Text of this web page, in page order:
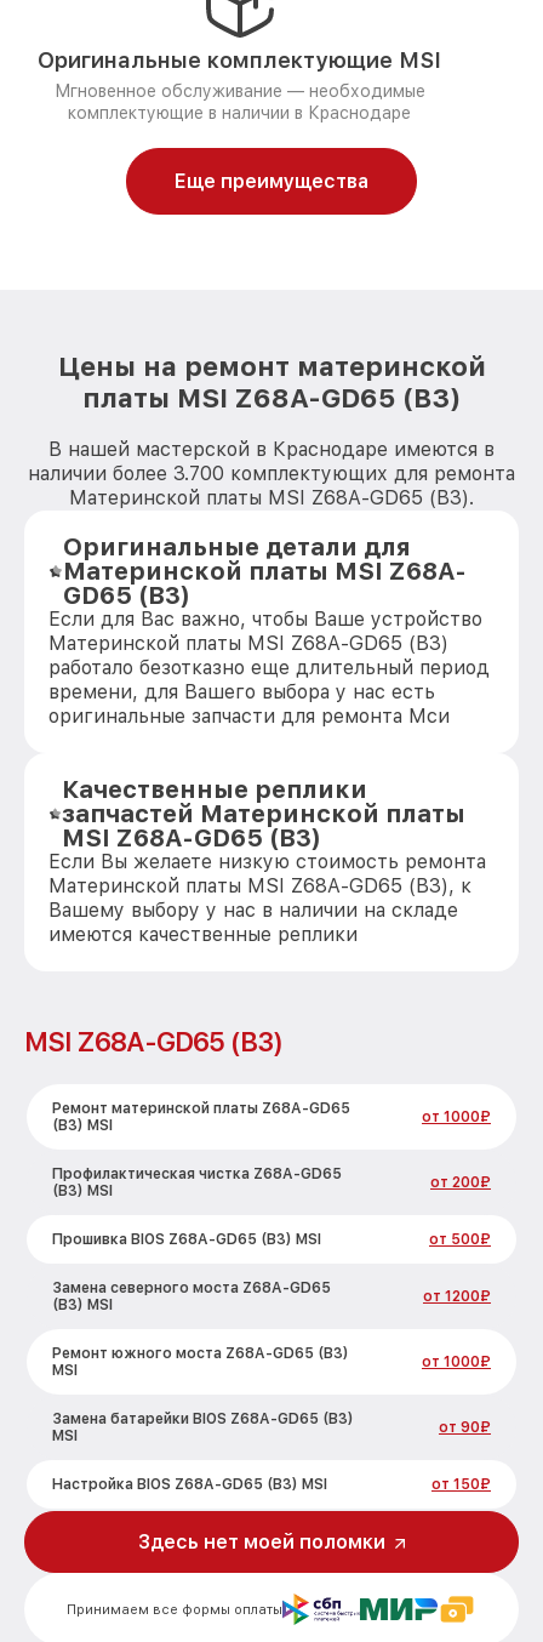
Оригинальные комплектующие MSI
Мгновенное обслуживание — необходимые
комплектующие в наличии в Краснодаре
Еще преимущества
Цены на ремонт материнской
платы MSI Z68A-GD65 (B3)
В нашей мастерской в Краснодаре имеются в
наличии более 3.700 комплектующих для ремонта
Материнской платы MSI Z68A-GD65 (B3).
Оригинальные детали для
Материнской платы MSI Z68A-
GD65 (B3)
Если для Вас важно, чтобы Ваше устройство
Материнской платы MSI Z68A-GD65 (B3)
работало безотказно еще длительный период
времени, для Вашего выбора у нас есть
оригинальные запчасти для ремонта Мси
Качественные реплики
запчастей Материнской платы
MSI Z68A-GD65 (B3)
Если Вы желаете низкую стоимость ремонта
Материнской платы MSI Z68A-GD65 (B3), к
Вашему выбору у нас в наличии на складе
имеются качественные реплики
MSI Z68A-GD65 (B3)
Ремонт материнской платы Z68A-GD65
(B3) MSI
от 1000₽
Профилактическая чистка Z68A-GD65
(B3) MSI
от 200₽
Прошивка BIOS Z68A-GD65 (B3) MSI от 500₽
Замена северного моста Z68A-GD65
(B3) MSI
от 1200₽
Ремонт южного моста Z68A-GD65 (B3)
MSI
от 1000₽
Замена батарейки BIOS Z68A-GD65 (B3)
MSI
от 90₽
Настройка BIOS Z68A-GD65 (B3) MSI от 150₽
Принимаем все формы оплаты
Здесь нет моей поломки